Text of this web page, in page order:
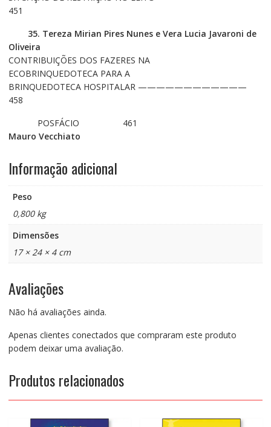
451
35. Tereza Mirian Pires Nunes e Vera Lucia Javaroni de
Oliveira
CONTRIBUIÇÕES DOS FAZERES NA
ECOBRINQUEDOTECA PARA A
BRINQUEDOTECA HOSPITALAR ————————————
458
POSFÁCIO 461
Mauro Vecchiato
Informação adicional
Peso
0,800 kg
Dimensões
17 × 24 × 4 cm
Avaliações
Não há avaliações ainda.
Apenas clientes conectados que compraram este produto
podem deixar uma avaliação.
Produtos relacionados